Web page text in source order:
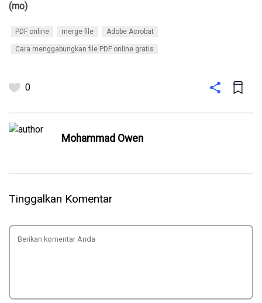
(mo)
PDF online merge file Adobe Acrobat
Cara menggabungkan file PDF online gratis
0
Mohammad Owen
Tinggalkan Komentar